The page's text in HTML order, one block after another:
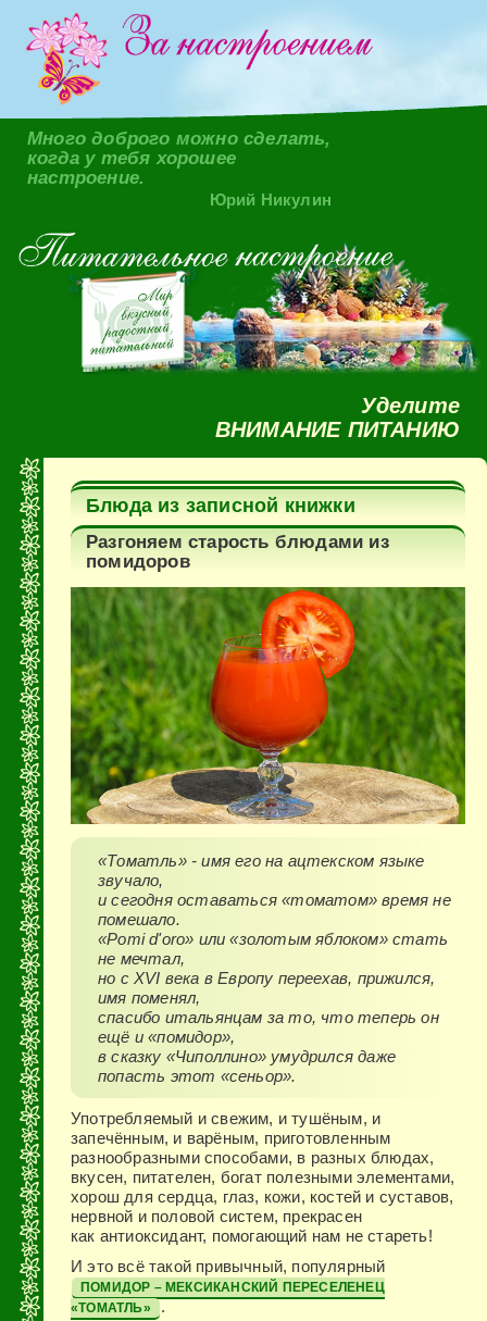
Много доброго можно сделать,
когда у тебя хорошее
настроение.
Юрий Никулин
Уделите
ВНИМАНИЕ ПИТАНИЮ
Блюда из записной книжки
Разгоняем старость блюдами из
помидоров
«Томатль» - имя его на ацтекском языке
звучало,
и сегодня оставаться «томатом» время не
помешало.
«Pomi d'oro» или «золотым яблоком» стать
не мечтал,
но с XVI века в Европу переехав, прижился,
имя поменял,
спасибо итальянцам за то, что теперь он
ещё и «помидор»,
в сказку «Чиполлино» умудрился даже
попасть этот «сеньор».
Употребляемый и свежим, и тушёным, и
запечённым, и варёным, приготовленным
разнообразными способами, в разных блюдах,
вкусен, питателен, богат полезными элементами,
хорош для сердца, глаз, кожи, костей и суставов,
нервной и половой систем, прекрасен
как антиоксидант, помогающий нам не стареть!
И это всё такой привычный, популярный
ПОМИДОР – МЕКСИКАНСКИЙ ПЕРЕСЕЛЕНЕЦ
«ТОМАТЛЬ»
.